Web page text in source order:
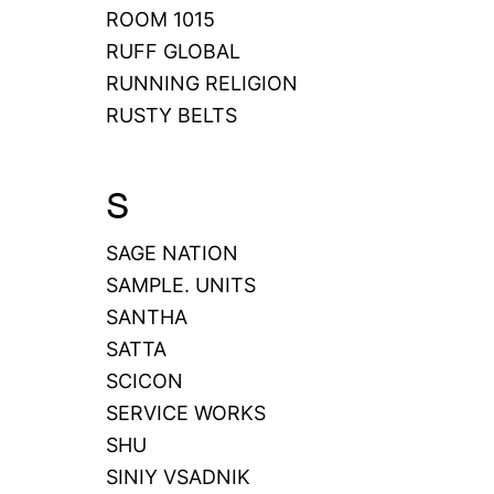
ROOM 1015
RUFF GLOBAL
RUNNING RELIGION
RUSTY BELTS
S
SAGE NATION
SAMPLE. UNITS
SANTHA
SATTA
SCICON
SERVICE WORKS
SHU
SINIY VSADNIK